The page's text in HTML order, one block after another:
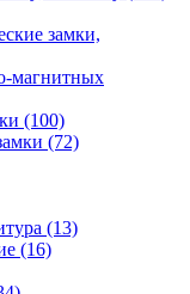
замки,
магнитных
(100)
(72)
(13)
(16)